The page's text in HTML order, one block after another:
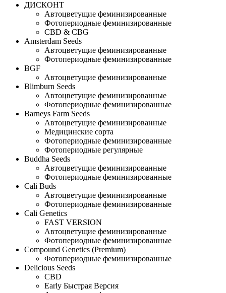
ДИСКОНТ
Автоцветущие феминизированные
Фотопериодные феминизированные
CBD & CBG
Amsterdam Seeds
Автоцветущие феминизированные
Фотопериодные феминизированные
BGF
Автоцветущие феминизированные
Blimburn Seeds
Автоцветущие феминизированные
Фотопериодные феминизированные
Barneys Farm Seeds
Автоцветущие феминизированные
Медицинские сорта
Фотопериодные феминизированные
Фотопериодные регулярные
Buddha Seeds
Автоцветущие феминизированные
Фотопериодные феминизированные
Cali Buds
Автоцветущие феминизированные
Фотопериодные феминизированные
Cali Genetics
FAST VERSION
Автоцветущие феминизированные
Фотопериодные феминизированные
Compound Genetics (Premium)
Фотопериодные феминизированные
Delicious Seeds
CBD
Early Быстрая Версия